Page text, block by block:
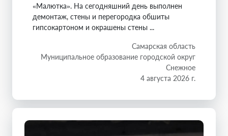
«Малютка». На сегодняшний день выполнен
демонтаж, стены и перегородка обшиты
гипсокартоном и окрашены стены ...
Самарская область
Муниципальное образование городской округ
Снежное
4 августа 2026 г.